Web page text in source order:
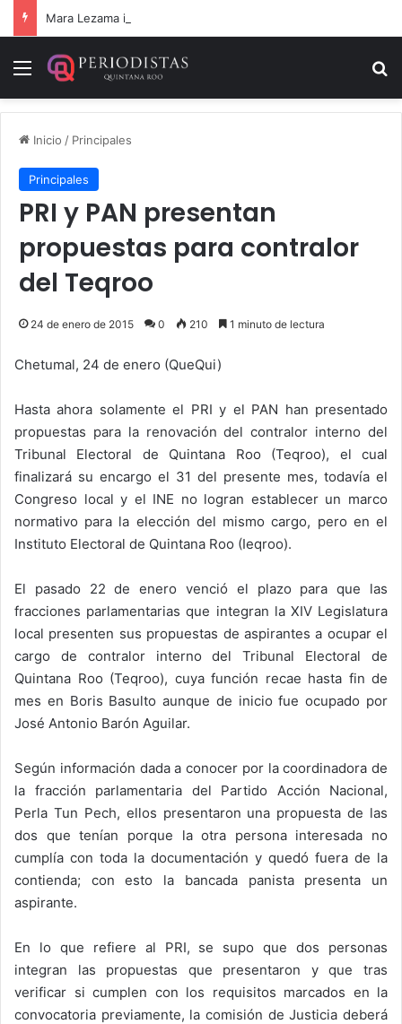
Menú
Inicio / Principales
Principales
PRI y PAN presentan
propuestas para contralor
del Teqroo
24 de enero de 2015 0 210 1 minuto de lectura
Chetumal, 24 de enero (QueQui)
Hasta ahora solamente el PRI y el PAN han presentado
propuestas para la renovación del contralor interno del
Tribunal Electoral de Quintana Roo (Teqroo), el cual
finalizará su encargo el 31 del presente mes, todavía el
Congreso local y el INE no logran establecer un marco
normativo para la elección del mismo cargo, pero en el
Instituto Electoral de Quintana Roo (Ieqroo).
El pasado 22 de enero venció el plazo para que las
fracciones parlamentarias que integran la XIV Legislatura
local presenten sus propuestas de aspirantes a ocupar el
cargo de contralor interno del Tribunal Electoral de
Quintana Roo (Teqroo), cuya función recae hasta fin de
mes en Boris Basulto aunque de inicio fue ocupado por
José Antonio Barón Aguilar.
Según información dada a conocer por la coordinadora de
la fracción parlamentaria del Partido Acción Nacional,
Perla Tun Pech, ellos presentaron una propuesta de las
dos que tenían porque la otra persona interesada no
cumplía con toda la documentación y quedó fuera de la
contienda; con esto la bancada panista presenta un
aspirante.
En lo que refiere al PRI, se supo que dos personas
integran las propuestas que presentaron y que tras
verificar si cumplen con los requisitos marcados en la
convocatoria previamente, la comisión de Justicia deberá